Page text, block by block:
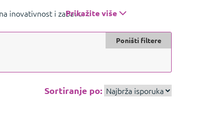
inovativnost i zabavu. U HGSPOTU nudimo
Prikažite više
Poništi filtere
Sortiranje po: